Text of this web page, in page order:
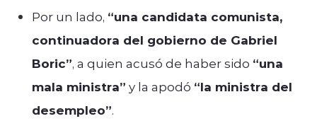
Por un lado, “una candidata comunista,
continuadora del gobierno de Gabriel
Boric”, a quien acusó de haber sido “una
mala ministra” y la apodó “la ministra del
desempleo”.